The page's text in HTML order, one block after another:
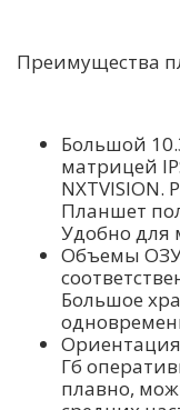
Преимущества
Большой
матрицей
NXTVISION.
Планшет
Удобно для
Объемы ОЗУ
Большое
Гб
плавно,